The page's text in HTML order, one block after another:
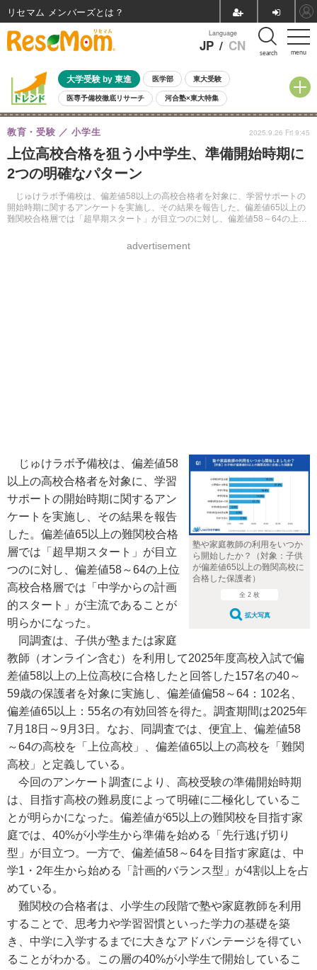
menu
Language
JP / CN search
大学受験 by 東進 医学部 東大受験
医専予備校徹底リサーチ 河合塾×東大特集
親子で考える大学選び 高校受験 中学受験 小学校受験
共通テスト 夏休み
8月開催イベント・WS 全国公立高校 過去問 人気記事
自由研究教材（小学生向け） 自由研究教材（中学生向け）
上位高校合格を狙う小中学生、準備開始時期に
2つの明確なパターン
じゅけラボ予備校は、偏差値58以上の高校合格者を対象に、学習サポートの
開始時期に関するアンケートを実施し、その結果を報告した。偏差値65以上の
難関校合格層では「超早期スタート」が目立つのに対し、偏差値58～64の上位
教育・受験 小学生
advertisement
2025.9.26 Fri 9:45
塾や家庭教師の利用をいつか
ら開始したか？（対象：子供
が偏差値65以上の難関高校に
合格した保護者）
全 2 枚
拡大写真
じゅけラボ予備校は、偏差値58
以上の高校合格者を対象に、学習
サポートの開始時期に関するアン
ケートを実施し、その結果を報告
した。偏差値65以上の難関校合格
層では「超早期スタート」が目立
つのに対し、偏差値58～64の上位
高校合格層では「中学からの計画
的スタート」が主流であることが
明らかになった。
同調査は、子供が塾または家庭
教師（オンライン含む）を利用して2025年度高校入試で偏
差値58以上の上位高校に合格したと回答した157名の40～
59歳の保護者を対象に実施し、偏差値偏58～64：102名、
偏差値65以上：55名の有効回答を得た。調査期間は2025年
7月18日～9月3日。なお、同調査では、便宜上、偏差値58
～64の高校を「上位高校」、偏差値65以上の高校を「難関
高校」と定義している。
今回のアンケート調査により、高校受験の準備開始時期
は、目指す高校の難易度によって明確に二極化しているこ
とが明らかになった。偏差値が65以上の難関校を目指す家
庭では、40%が小学生から準備を始める「先行逃げ切り
型」が目立つ。一方で、偏差値58～64を目指す家庭は、中
学1・2年生から始める「計画的バランス型」が4割以上を占
めている。
難関校の合格者は、小学生の段階で塾や家庭教師を利用
することで、思考力や学習習慣といった学力の基礎を築
き、中学に入学するまでに大きなアドバンテージを得てい
ることがわかる。この層の40%が小学生で開始しているこ
リセマム メンバーズ